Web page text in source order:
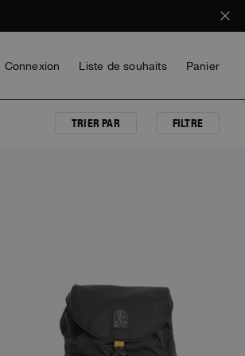
EVERYDAY WEAR
EVERYDAY WEAR
ANY COAST
Connexion Liste de souhaits Panier
TRIER PAR FILTRE